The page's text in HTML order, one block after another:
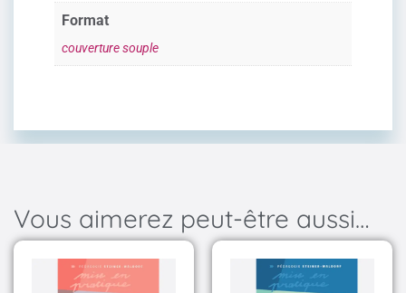
Format
couverture souple
Vous aimerez peut-être aussi…